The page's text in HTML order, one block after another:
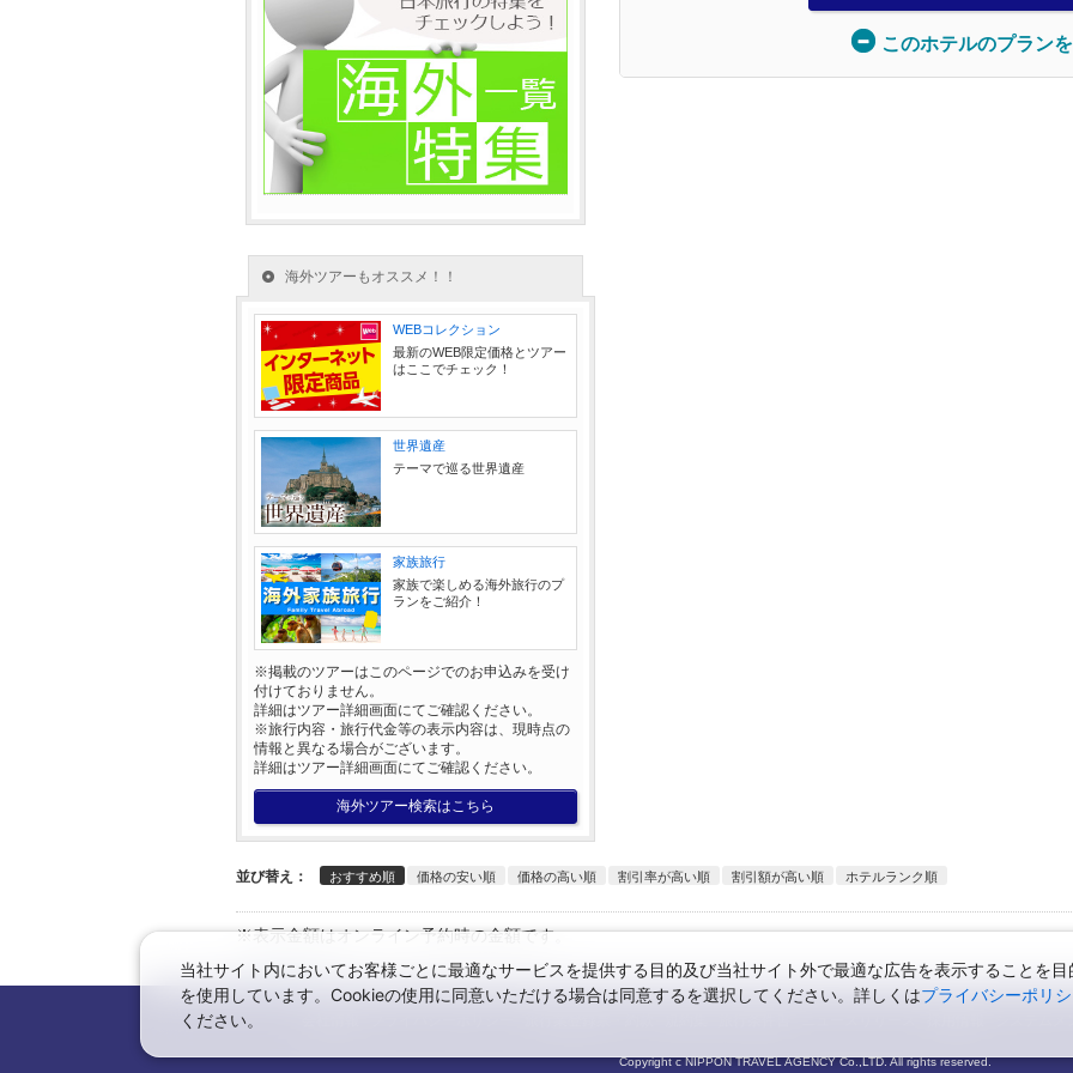
このホテルのプラン
海外ツアーもオススメ！！
WEBコレクション
最新のWEB限定価格とツアー
はここでチェック！
世界遺産
テーマで巡る世界遺産
家族旅行
家族で楽しめる海外旅行のプ
ランをご紹介！
※掲載のツアーはこのページでのお申込みを受け
付けておりません。
詳細はツアー詳細画面にてご確認ください。
※旅行内容・旅行代金等の表示内容は、現時点の
情報と異なる場合がございます。
詳細はツアー詳細画面にてご確認ください。
海外ツアー検索はこちら
並び替え： おすすめ順 価格の安い順 価格の高い順 割引率が高い順 割引額が高い順 ホテルランク順
※表示金額はオンライン予約時の金額です。
←日本旅行トップへ
Copyright c NIPPON TRAVEL AGENCY Co.,LTD. All rights reserved.
当社サイト内においてお客様ごとに最適なサービスを提供する目的及び当社サイト外で最適な広告を表示することを
を使用しています。Cookieの使用に同意いただける場合は同意するを選択してください。詳しくはプライバシーポリ
ください。